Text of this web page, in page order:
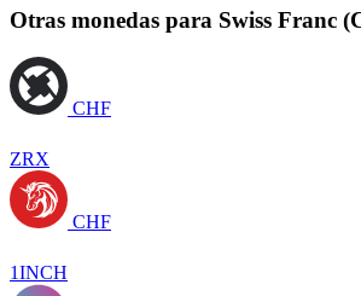
Otras monedas para Swiss Franc
CHF
ZRX
CHF
1INCH